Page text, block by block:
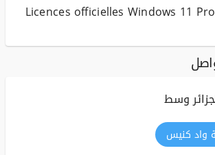
Licences officielles Windows 11
وسط
واد كنيس